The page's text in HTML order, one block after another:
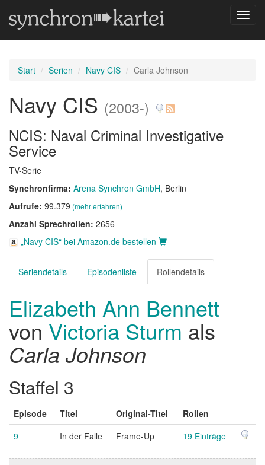
Start Serien Navy CIS Carla Johnson
Navy CIS (2003-)
NCIS: Naval Criminal Investigative
Service
TV-Serie
Synchronfirma: Arena Synchron GmbH, Berlin
Aufrufe: 99.379 (mehr erfahren)
Anzahl Sprechrollen: 2656
„Navy CIS“ bei Amazon.de bestellen
Seriendetails Episodenliste Rollendetails
Elizabeth Ann Bennett
von Victoria Sturm als
Carla Johnson
Staffel 3
Episode Titel Original-Titel
Rollen
9
In der Falle Frame-Up 19 Einträge